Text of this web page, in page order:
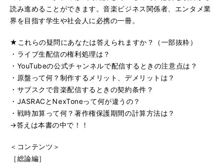
読み進めることができます。音楽ビジネス関係者、エンタメ業
界を目指す学生や社会人に必携の一冊。
★これらの疑問にあなたは答えられますか？（一部抜粋）
・ライブ生配信の権利処理は？
・YouTubeの公式チャンネルで配信するときの注意点は？
・原盤って何？制作するメリット、デメリットは？
・サブスクで音楽配信するときの契約条件？
・JASRACとNexToneって何が違うの？
・戦時加算って何？著作権保護期間の計算方法は？
→答えは本書の中で！！
＜コンテンツ＞
［総論編］